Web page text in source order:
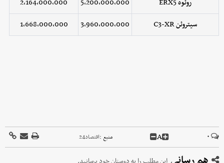
روئوه ERX5
5,200,000,000
2,164,000,000
سیتروئن C3-XR
3,960,000,000
1,668,000,000
۰ A منبع :اقتصاد24